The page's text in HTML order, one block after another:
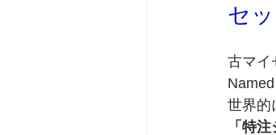
セ
古マイ
世界的
「特